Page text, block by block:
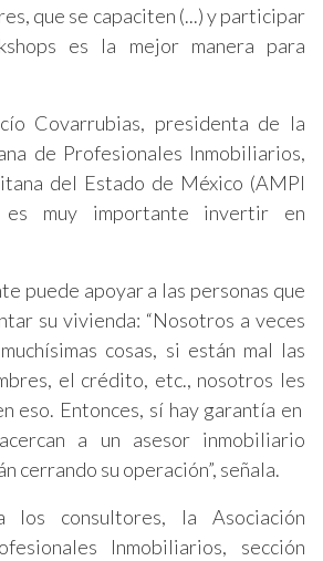
que se capaciten (...) y participar
es la mejor manera para
Covarrubias, presidenta de la
de Profesionales Inmobiliarios,
del Estado de México (AMPI
es muy importante invertir en
puede apoyar a las personas que
su vivienda: “Nosotros a veces
cosas, si están mal las
el crédito, etc., nosotros les
eso. Entonces, sí hay garantía en
a un asesor inmobiliario
cerrando su operación”, señala.
los consultores, la Asociación
Inmobiliarios, sección